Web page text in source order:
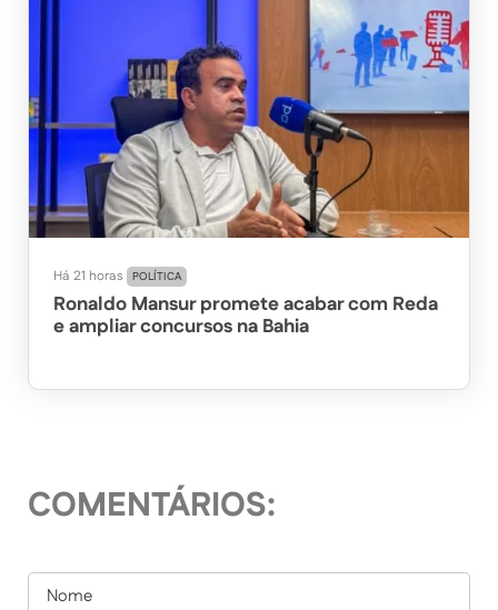
Há 21 horas POLÍTICA
Ronaldo Mansur promete acabar com Reda
e ampliar concursos na Bahia
COMENTÁRIOS: